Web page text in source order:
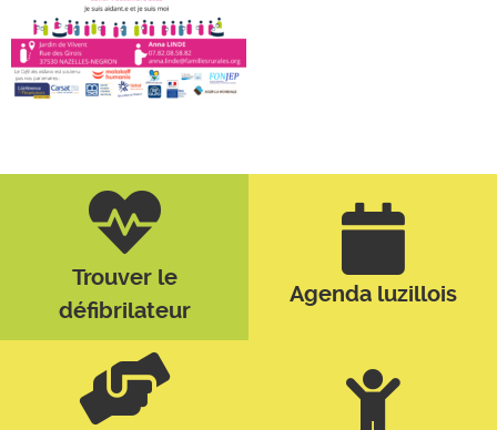
Trouver le
défibrilateur
Agenda luzillois